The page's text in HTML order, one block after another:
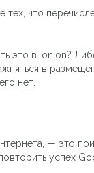
что
это в .onion?
в
нет.
— это
успех